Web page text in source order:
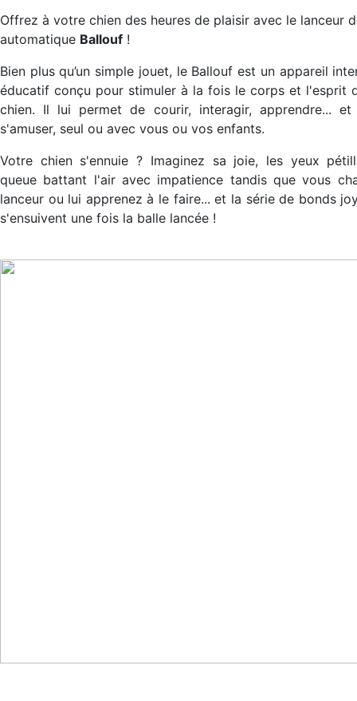
Offrez à votre chien des heures de plaisir avec le lanceur
automatique Ballouf !
Bien plus qu’un simple jouet, le Ballouf est un appareil
éducatif conçu pour stimuler à la fois le corps et l'esprit
chien. Il lui permet de courir, interagir, apprendre... et
s'amuser, seul ou avec vous ou vos enfants.
Votre chien s'ennuie ? Imaginez sa joie, les yeux
queue battant l'air avec impatience tandis que vous
lanceur ou lui apprenez à le faire... et la série de bonds
s'ensuivent une fois la balle lancée !